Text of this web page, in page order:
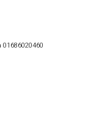
01686020460